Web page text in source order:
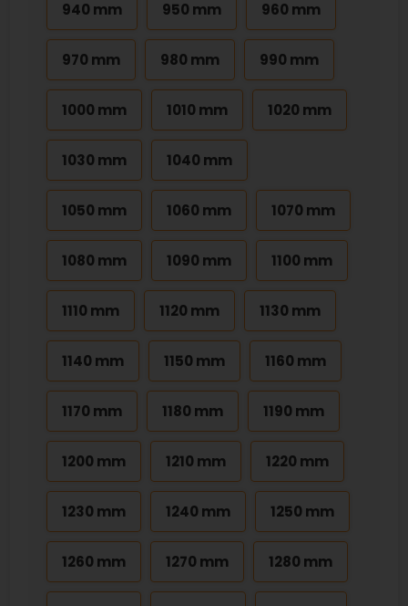
940 mm 950 mm 960 mm
970 mm 980 mm 990 mm
1000 mm 1010 mm 1020 mm
1030 mm 1040 mm
1050 mm 1060 mm 1070 mm
1080 mm 1090 mm 1100 mm
1110 mm 1120 mm 1130 mm
1140 mm 1150 mm 1160 mm
1170 mm 1180 mm 1190 mm
1200 mm 1210 mm 1220 mm
1230 mm 1240 mm 1250 mm
1260 mm 1270 mm 1280 mm